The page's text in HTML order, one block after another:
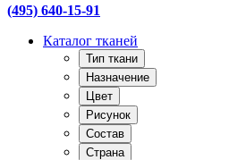
(495) 640-15-91
Каталог тканей
Тип ткани
Назначение
Цвет
Рисунок
Состав
Страна